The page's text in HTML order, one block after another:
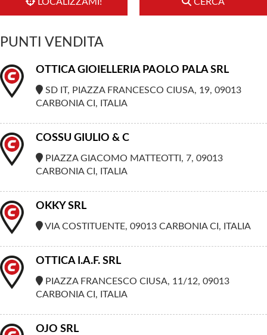
PUNTI VENDITA
OTTICA GIOIELLERIA PAOLO PALA SRL
SD IT, PIAZZA FRANCESCO CIUSA, 19, 09013
CARBONIA CI, ITALIA
COSSU GIULIO & C
PIAZZA GIACOMO MATTEOTTI, 7, 09013
CARBONIA CI, ITALIA
OKKY SRL
VIA COSTITUENTE, 09013 CARBONIA CI, ITALIA
OTTICA I.A.F. SRL
PIAZZA FRANCESCO CIUSA, 11/12, 09013
CARBONIA CI, ITALIA
OJO SRL